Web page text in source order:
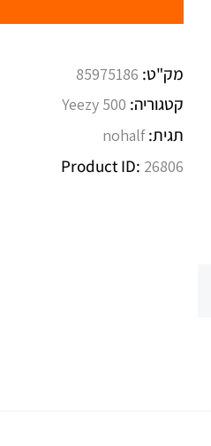
מק"ט: 85975186
קטגוריה: Yeezy 500
תגית:nohalf
Product ID: 26806